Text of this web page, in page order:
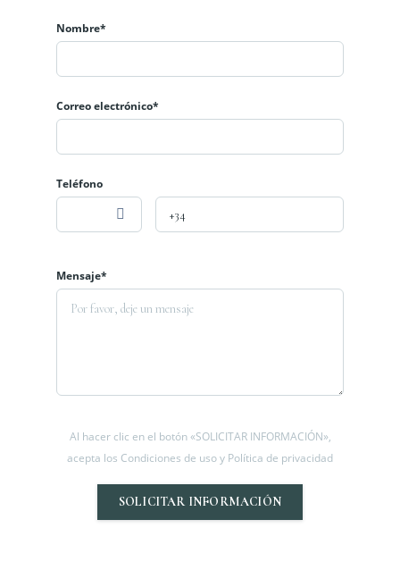
Nombre*
Correo electrónico*
Teléfono
Mensaje*
Al hacer clic en el botón «SOLICITAR INFORMACIÓN»,
acepta los Condiciones de uso y Política de privacidad
SOLICITAR INFORMACIÓN